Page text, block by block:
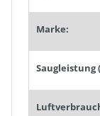
Marke:
Saugleistung